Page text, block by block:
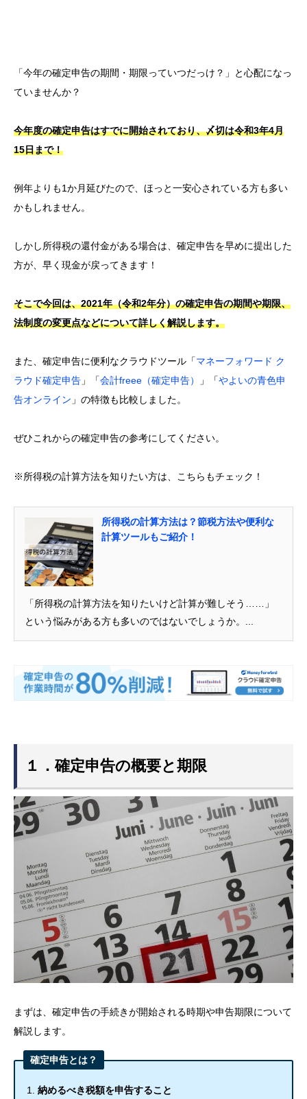
「今年の確定申告の期間・期限っていつだっけ？」と心配になっ
ていませんか？
今年度の確定申告はすでに開始されており、〆切は令和3年4月
15日まで！
例年よりも1か月延びたので、ほっと一安心されている方も多い
かもしれません。
しかし所得税の還付金がある場合は、確定申告を早めに提出した
方が、早く現金が戻ってきます！
そこで今回は、2021年（令和2年分）の確定申告の期間や期限、
法制度の変更点などについて詳しく解説します。
また、確定申告に便利なクラウドツール「マネーフォワード ク
ラウド確定申告 」「会計freee（確定申告） 」「やよいの青色申
告オンライン 」の特徴も比較しました。
ぜひこれからの確定申告の参考にしてください。
※所得税の計算方法を知りたい方は、こちらもチェック！
所得税の計算方法は？節税方法や便利な
計算ツールもご紹介！
「所得税の計算方法を知りたいけど計算が難しそう……」
という悩みがある方も多いのではないでしょうか。...
１．確定申告の概要と期限
まずは、確定申告の手続きが開始される時期や申告期限について
解説します。
確定申告とは？
納めるべき税額を申告すること